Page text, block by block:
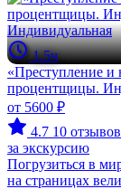
Индивидуальная
1.5ч
«Преступление и
процентщицы.
от 5600 ₽
4.7 10 отзывов
за экскурсию
Погрузиться в
на страницах